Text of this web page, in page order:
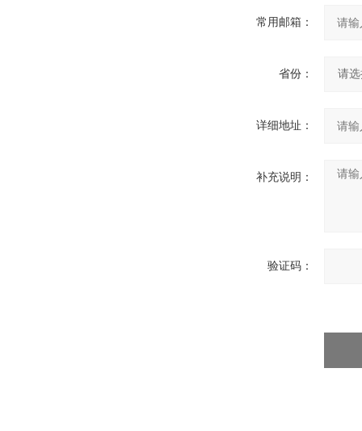
常用邮箱：
省份：
详细地址：
补充说明：
验证码：